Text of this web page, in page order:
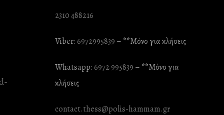
2310 488216
Viber:6972995839 – **Mόνο για κλήσεις
Whatsapp:6972 995839 – **Mόνο για
κλήσεις
contact.thess@polis-hammam.gr